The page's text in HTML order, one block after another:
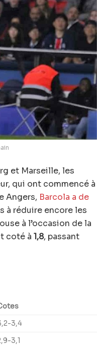
et Marseille, les
qui ont commencé à
Angers, Barcola a de
à réduire encore les
à l’occasion de la
coté à 1,8, passant
3,4
3,1